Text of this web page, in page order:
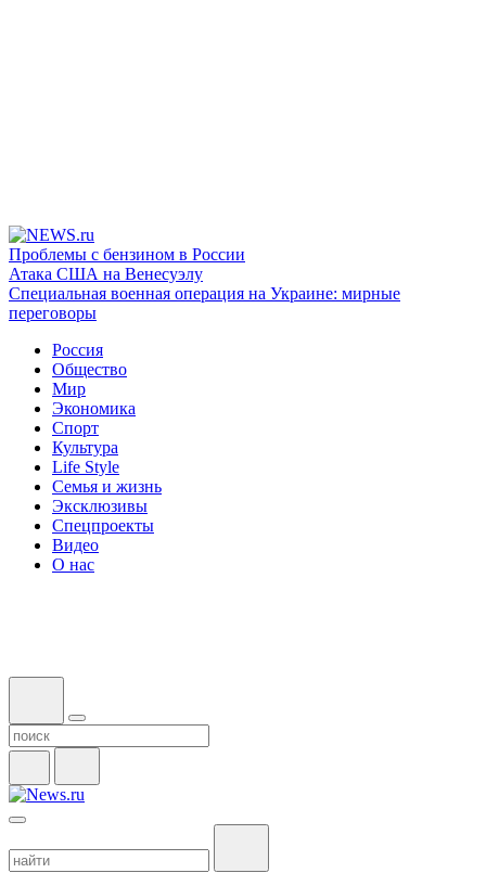
Проблемы с бензином в России
Атака США на Венесуэлу
Специальная военная операция на Украине: мирные
переговоры
Россия
Общество
Мир
Экономика
Спорт
Культура
Life Style
Семья и жизнь
Эксклюзивы
Спецпроекты
Видео
О нас